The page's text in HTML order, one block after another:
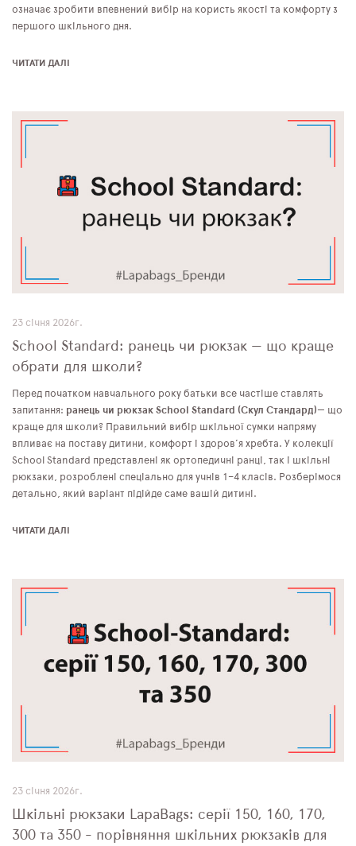
означає зробити впевнений вибір на користь якості та комфорту з
першого шкільного дня.
ЧИТАТИ ДАЛІ
23 січня 2026г.
School Standard: ранець чи рюкзак — що краще
обрати для школи?
Перед початком навчального року батьки все частіше ставлять
запитання: ранець чи рюкзак School Standard (Скул Стандард)— що
краще для школи? Правильний вибір шкільної сумки напряму
впливає на поставу дитини, комфорт і здоров’я хребта. У колекції
School Standard представлені як ортопедичні ранці, так і шкільні
рюкзаки, розроблені спеціально для учнів 1–4 класів. Розберімося
детально, який варіант підійде саме вашій дитині.
ЧИТАТИ ДАЛІ
23 січня 2026г.
Шкільні рюкзаки LapaBags: серії 150, 160, 170,
300 та 350 - порівняння шкільних рюкзаків для